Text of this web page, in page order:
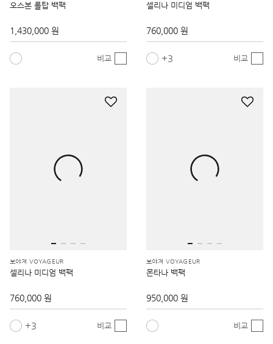
오스본 롤탑 백팩
1,430,000 원
비교
셀리나 미디엄 백팩
760,000 원
3 비교
보야져 VOYAGEUR
셀리나 미디엄 백팩
760,000 원
3 비교
보야져 VOYAGEUR
몬타나 백팩
950,000 원
비교